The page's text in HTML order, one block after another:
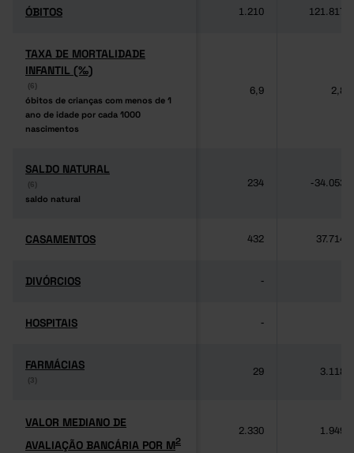
ÓBITOS
ÓBITOS 1.210 121.817
TAXA DE MORTALIDADE
INFANTIL (‰)
(6)
óbitos de crianças com menos de 1
ano de idade por cada 1000
nascimentos
TAXA DE MORTALIDADE
INFANTIL (‰)
(6)
óbitos de crianças com menos de 1
ano de idade por cada 1000
nascimentos
6,9 2,8
SALDO NATURAL
(6)
saldo natural
SALDO NATURAL
(6)
saldo natural
234 -34.053
CASAMENTOS
CASAMENTOS 432 37.714
DIVÓRCIOS
DIVÓRCIOS -
HOSPITAIS
HOSPITAIS -
FARMÁCIAS
(3)
FARMÁCIAS
(3)
29 3.118
VALOR MEDIANO DE
AVALIAÇÃO BANCÁRIA POR M2
VALOR MEDIANO DE
AVALIAÇÃO BANCÁRIA POR M2
2.330 1.949